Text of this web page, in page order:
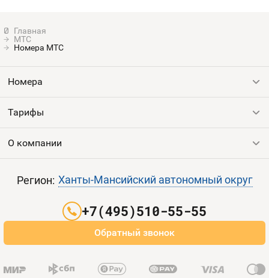
МТС
Номера МТС
Номера
Все номера
Тарифы
Выгодные тарифы
О компании
Контакты
Оплата и доставка
Регион: Ханты-Мансийский автономный округ
+7(495)510-55-55
Обратный звонок